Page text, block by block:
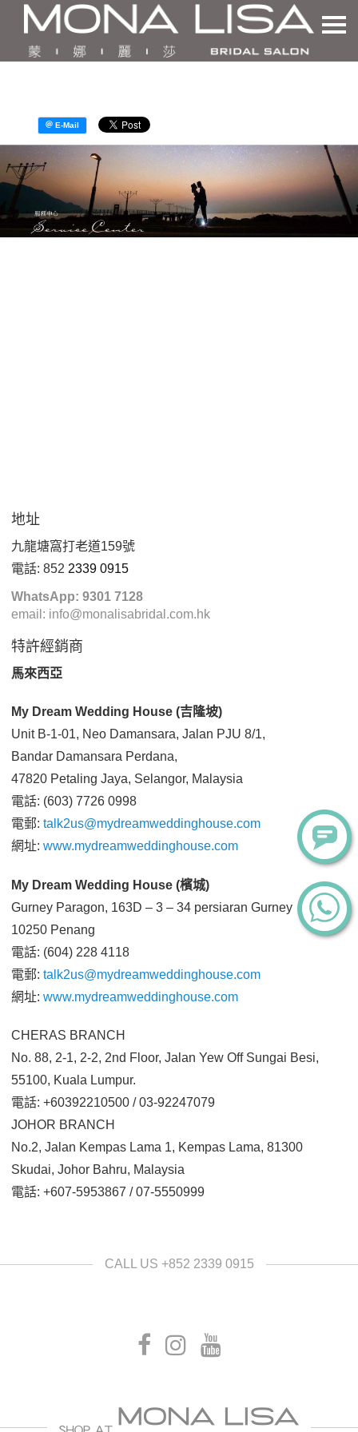
地址
九龍塘窩打老道159號
電話: 852 2339 0915
WhatsApp: 9301 7128
email: info@monalisabridal.com.hk
特許經銷商
馬來西亞
My Dream Wedding House (吉隆坡)
Unit B-1-01, Neo Damansara, Jalan PJU 8/1,
Bandar Damansara Perdana,
47820 Petaling Jaya, Selangor, Malaysia
電話: (603) 7726 0998
電郵: talk2us@mydreamweddinghouse.com
網址: www.mydreamweddinghouse.com
My Dream Wedding House (檳城)
Gurney Paragon, 163D – 3 – 34 persiaran Gurney
10250 Penang
電話: (604) 228 4118
電郵: talk2us@mydreamweddinghouse.com
網址: www.mydreamweddinghouse.com
CHERAS BRANCH
No. 88, 2-1, 2-2, 2nd Floor, Jalan Yew Off Sungai Besi,
55100, Kuala Lumpur.
電話: +60392210500 / 03-92247079
JOHOR BRANCH
No.2, Jalan Kempas Lama 1, Kempas Lama, 81300
Skudai, Johor Bahru, Malaysia
電話: +607-5953867 / 07-5550999
CALL US +852 2339 0915